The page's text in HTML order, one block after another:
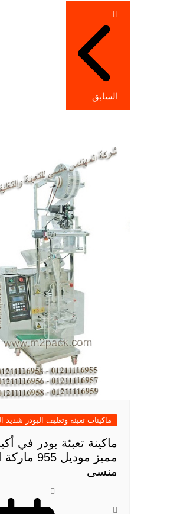
تصفّح
المقالات
السابق
ماكينات تعبئه وتغليف البودر شديد
ماكينة تعبئة بودر في
مميز موديل
منسى